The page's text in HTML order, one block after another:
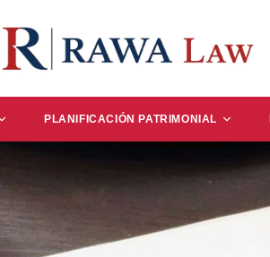
PLANIFICACIÓN PATRIMONIAL